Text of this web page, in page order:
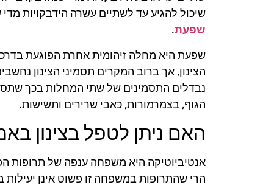
שיכול להגיע עד לשתיים עשרה הידבקויות
שפעת.
שפעת היא מחלה זיהומית אחרת הפוגעת
הצינון, אך ברוב המקרים תסמיני הצינון
נבדלים התסמינים של שתי המחלות בכך
הגוף, בצמרמורות, כאבי שרירים ותשישות.
האם ניתן לטפל בצינון
אנטיביוטיקה היא משפחה ענפה של תרופות
הרי שהתרופות במשפחה זו פשוט אינן יעילות